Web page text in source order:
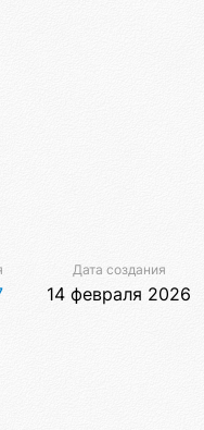
Дата создания
14 февраля 2026